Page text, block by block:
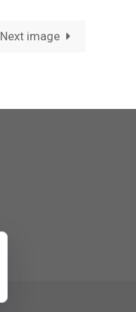
Next image